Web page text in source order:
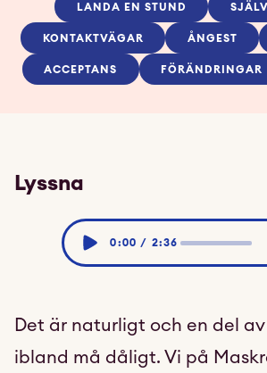
LANDA EN STUND
KONTAKTVÄGAR ÅNGEST
ACCEPTANS FÖRÄNDRINGAR
Lyssna
0:00 / 2:36
Det är naturligt och en del
ibland må dåligt. Vi på